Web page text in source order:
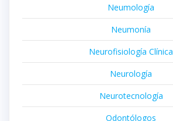
Neumología
Neumonía
Neurofisiología Clínica
Neurología
Neurotecnología
Odontólogos